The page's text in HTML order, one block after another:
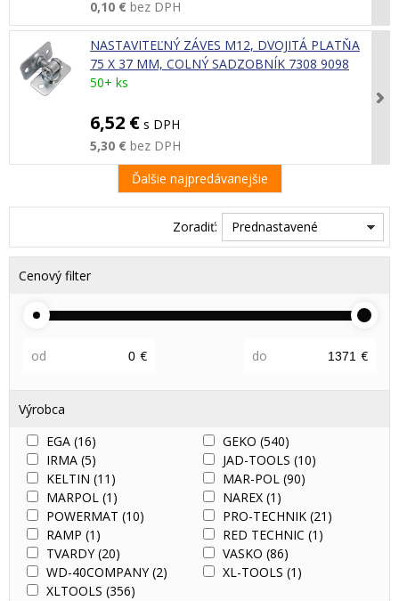
0,10 € bez DPH
NASTAVITEĽNÝ ZÁVES M12, DVOJITÁ PLATŇA
75 X 37 MM, COLNÝ SADZOBNÍK 7308 9098
50+ ks
6,52 € s DPH
5,30 € bez DPH
Ďalšie najpredávanejšie
Zoradiť: Prednastavené
Cenový filter
od € do €
Výrobca
EGA (16) GEKO (540)
IRMA (5) JAD-TOOLS (10)
KELTIN (11) MAR-POL (90)
MARPOL (1) NAREX (1)
POWERMAT (10) PRO-TECHNIK (21)
RAMP (1) RED TECHNIC (1)
TVARDY(20) VASKO (86)
WD-40COMPANY(2) XL-TOOLS (1)
XLTOOLS (356)